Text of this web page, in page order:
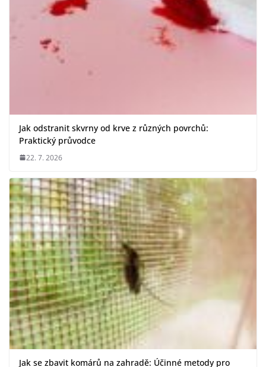
Jak odstranit skvrny od krve z různých povrchů:
Praktický průvodce
22. 7. 2026
Jak se zbavit komárů na zahradě: Účinné metody pro